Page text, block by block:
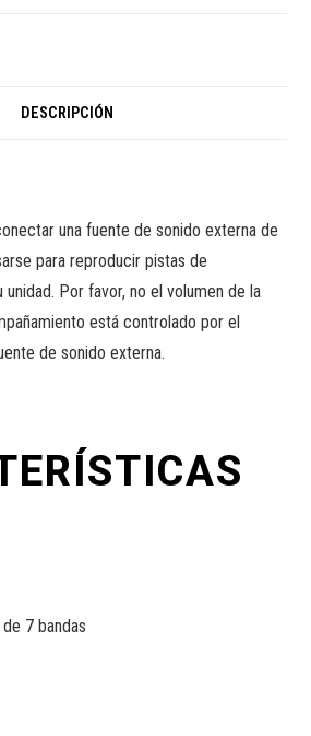
DESCRIPCIÓN
una fuente de sonido externa de
para reproducir pistas de
unidad. Por favor, no el volumen de la
está controlado por el
de sonido externa.
7 bandas